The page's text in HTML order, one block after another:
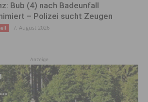
Bub (4) nach Badeunfall
– Polizei sucht Zeugen
7. August 2026
Anzeige